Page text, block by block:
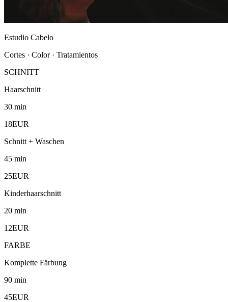
Estudio Cabelo
Cortes · Color · Tratamientos
SCHNITT
Haarschnitt
30 min
18EUR
Schnitt + Waschen
45 min
25EUR
Kinderhaarschnitt
20 min
12EUR
FARBE
Komplette Färbung
90 min
45EUR